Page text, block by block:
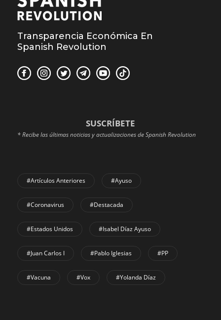
Transparencia Económica En
Spanish Revolution
SUSCRÍBETE
* Recibe las últimas noticias y actualizaciones de Spanish Revolution
#Artículos Anteriores #Ayuso
#coronavirus #Destacada
#Estados Unidos #Isabel Díaz Ayuso
#Juan Carlos I #Pablo Iglesias #PP
#Vacuna #Vox #Yolanda Díaz